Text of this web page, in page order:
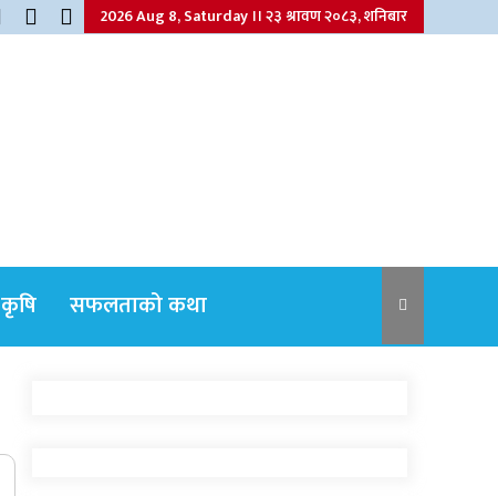
2026 Aug 8, Saturday ।। २३ श्रावण २०८३, शनिबार
कृषि सफलताको कथा